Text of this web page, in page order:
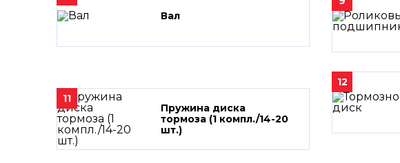
Вал
11
Пружина диска
тормоза (1 компл./14-20
шт.)
12